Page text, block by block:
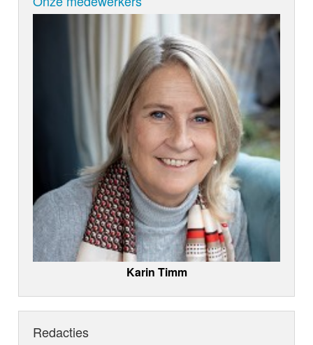
Karin Timm
Redacties